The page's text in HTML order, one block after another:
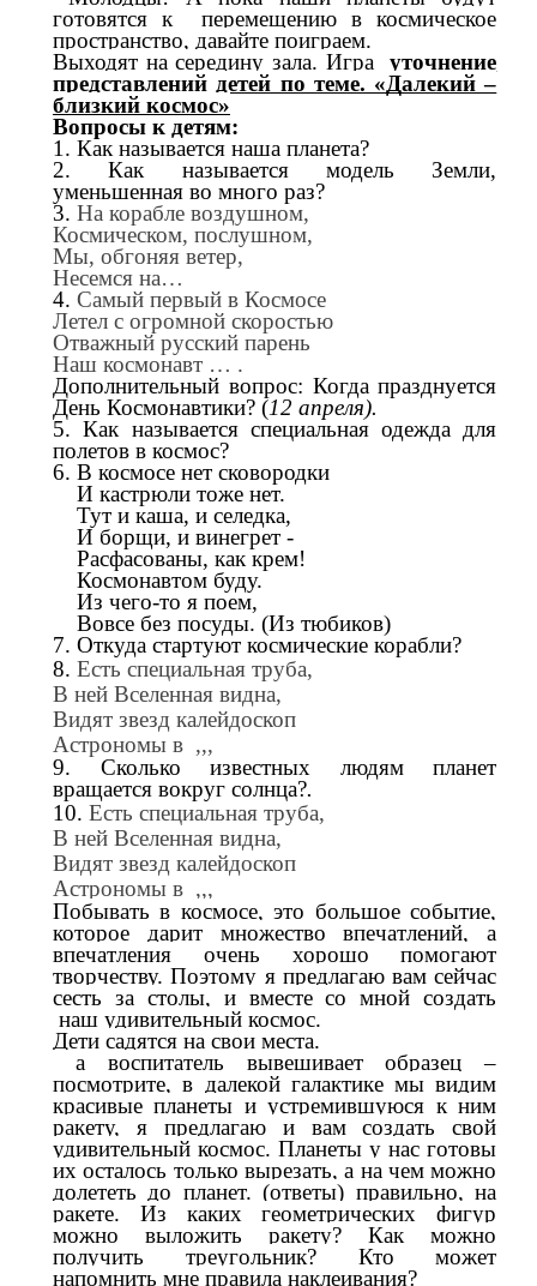
готовятся к перемещению в космическое
пространство, давайте поиграем.
Выходят на середину зала. Игра
уточнение
представлений детей по теме. «Далекий –
близкий космос»
Вопросы к детям:
1. Как называется наша планета?
2. Как называется модель Земли,
уменьшенная во много раз?
3. На корабле воздушном,
Космическом, послушном,
Мы, обгоняя ветер,
Несемся на…
4. Самый первый в Космосе
Летел с огромной скоростью
Отважный русский парень
Наш космонавт … .
Дополнительный вопрос: Когда празднуется
День Космонавтики? (12 апреля).
5. Как называется специальная одежда для
полетов в космос?
6. В космосе нет сковородки
И кастрюли тоже нет.
Тут и каша, и селедка,
И борщи, и винегрет -
Расфасованы, как крем!
Космонавтом буду.
Из чего-то я поем,
Вовсе без посуды. (Из тюбиков)
7. Откуда стартуют космические корабли?
8. Есть специальная труба,
В ней Вселенная видна,
Видят звезд калейдоскоп
Астрономы в ,,,
9. Сколько известных людям планет
вращается вокруг солнца?.
10. Есть специальная труба,
В ней Вселенная видна,
Видят звезд калейдоскоп
Астрономы в ,,,
Побывать в космосе, это большое событие,
которое дарит множество впечатлений, а
впечатления очень хорошо помогают
творчеству. Поэтому я предлагаю вам сейчас
сесть за столы, и вместе со мной создать
наш удивительный космос.
Дети садятся на свои места.
а воспитатель вывешивает образец –
посмотрите, в далекой галактике мы видим
красивые планеты и устремившуюся к ним
ракету, я предлагаю и вам создать свой
удивительный космос. Планеты у нас готовы
их осталось только вырезать, а на чем можно
долететь до планет. (ответы) правильно, на
ракете. Из каких геометрических фигур
можно выложить ракету? Как можно
получить треугольник? Кто может
напомнить мне правила наклеивания?